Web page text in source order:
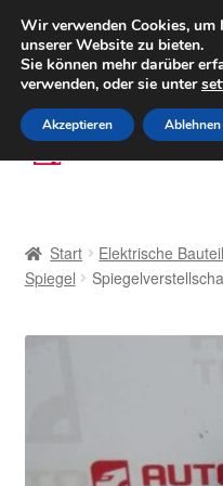
(800) 500 564
Zur
Navigation
Zum
Inhalt
AGB
Datenschutz-
Start Elektrische
Spiegel
Wir verwenden Cookies, um
unserer Website zu bieten.
Sie können mehr darüber
verwenden, oder sie unter
Akzeptieren Ablehnen